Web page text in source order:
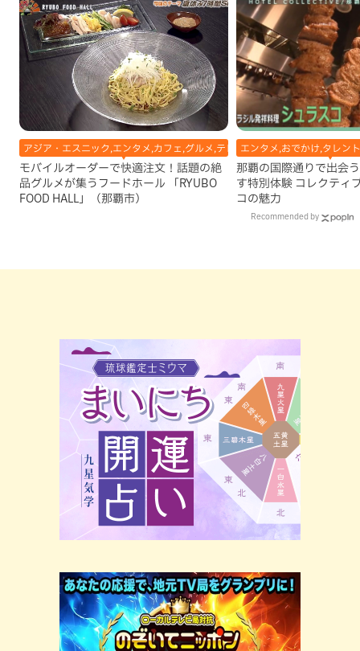
アジア・エスニック,エンタメ,カフェ,グルメ,テレビ,中華,地域,本島南部,洋食
モバイルオーダーで快適注文！話題の絶
品グルメが集うフードホール 「RYUBO
FOOD HALL」（那覇市）
エンタメ,おでかけ,タレン
那覇の国際通りで出会
す特別体験 コレクティ
コの魅力
Recommended by